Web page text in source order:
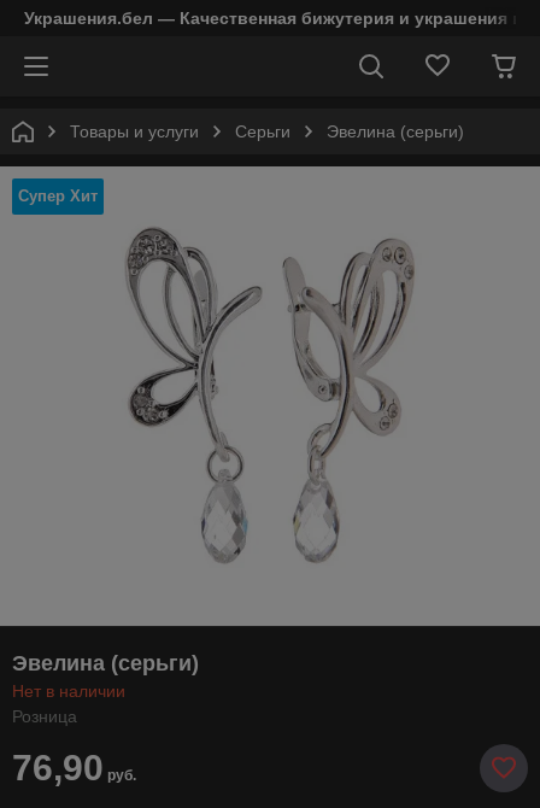
Украшения.бел — Качественная бижутерия и украшения в
Товары и услуги Серьги Эвелина (серьги)
Супер Хит
Эвелина (серьги)
Нет в наличии
Розница
76,90 руб.